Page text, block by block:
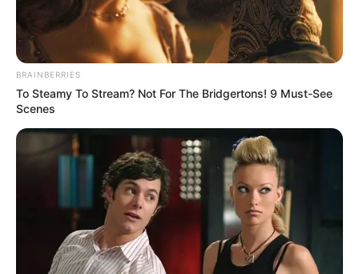
BRAINBERRIES
To Steamy To Stream? Not For The Bridgertons! 9 Must-See
Scenes